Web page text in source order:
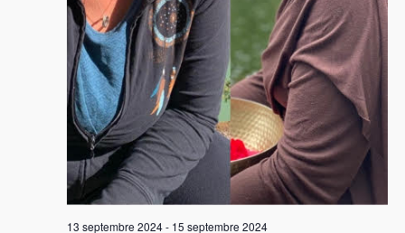
13 septembre 2024- 15 septembre 2024